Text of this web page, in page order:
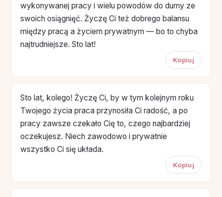
wykonywanej pracy i wielu powodów do dumy ze
swoich osiągnięć. Życzę Ci też dobrego balansu
między pracą a życiem prywatnym — bo to chyba
najtrudniejsze. Sto lat!
Kopiuj
Sto lat, kolego! Życzę Ci, by w tym kolejnym roku
Twojego życia praca przynosiła Ci radość, a po
pracy zawsze czekało Cię to, czego najbardziej
oczekujesz. Niech zawodowo i prywatnie
wszystko Ci się układa.
Kopiuj